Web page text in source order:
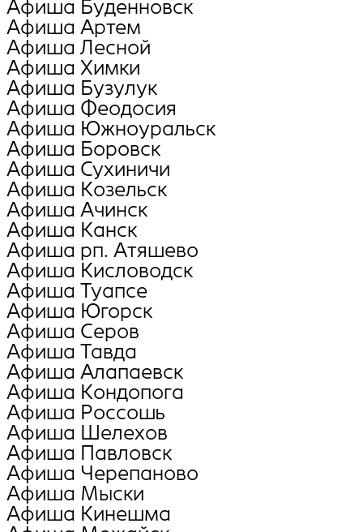
Афиша Буденновск
Афиша Артем
Афиша Лесной
Афиша Химки
Афиша Бузулук
Афиша Феодосия
Афиша Южноуральск
Афиша Боровск
Афиша Сухиничи
Афиша Козельск
Афиша Ачинск
Афиша Канск
Афиша рп. Атяшево
Афиша Кисловодск
Афиша Туапсе
Афиша Югорск
Афиша Серов
Афиша Тавда
Афиша Алапаевск
Афиша Кондопога
Афиша Россошь
Афиша Шелехов
Афиша Павловск
Афиша Черепаново
Афиша Мыски
Афиша Кинешма